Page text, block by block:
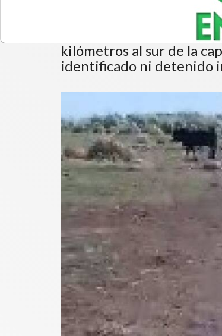
Los delitos rurales se
transforman en
caso de un productor
kilómetros al sur de la
identificado ni detenido